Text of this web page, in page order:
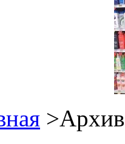
>Архив